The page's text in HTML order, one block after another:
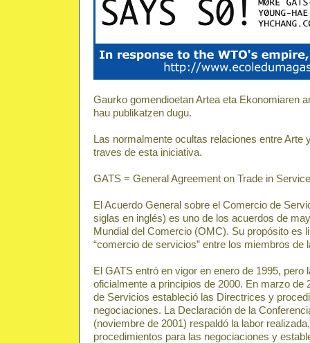
Gaurko gomendioetan Artea eta Ekonomiaren
hau publikatzen dugu.
Las normalmente ocultas relaciones entre Arte
traves de esta iniciativa.
GATS = General Agreement on Trade in
El Acuerdo General sobre el Comercio de
siglas en inglés) es uno de los acuerdos de
Mundial del Comercio (OMC). Su propósito es
“comercio de servicios” entre los miembros de
El GATS entró en vigor en enero de 1995,
oficialmente a principios de 2000. En marzo de
de Servicios estableció las Directrices y
negociaciones. La Declaración de la
(noviembre de 2001) respaldó la labor
procedimientos para las negociaciones y